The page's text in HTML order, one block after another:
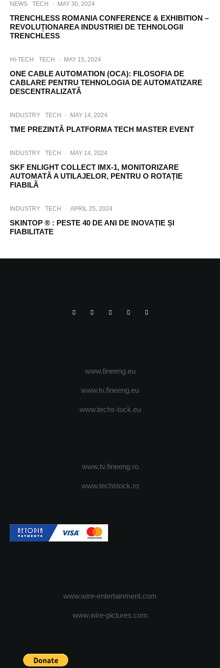
NEWS TECH · MAY 30, 2024
TRENCHLESS ROMANIA CONFERENCE & EXHIBITION –
REVOLUȚIONAREA INDUSTRIEI DE TEHNOLOGII
TRENCHLESS
HI-TECH TECH · MAY 15, 2024
ONE CABLE AUTOMATION (OCA): FILOSOFIA DE
CABLARE PENTRU TEHNOLOGIA DE AUTOMATIZARE
DESCENTRALIZATĂ
INDUSTRY TECH · MAY 14, 2024
TME PREZINTĂ PLATFORMA TECH MASTER EVENT
INDUSTRY TECH · MAY 14, 2024
SKF ENLIGHT COLLECT IMX-1, MONITORIZARE
AUTOMATĂ A UTILAJELOR, PENTRU O ROTAȚIE
FIABILĂ
INDUSTRY TECH · APRIL 25, 2024
SKINTOP ® : PESTE 40 DE ANI DE INOVAȚIE ȘI
FIABILITATE
www.fineeng.eu
www.tv.fineeng.eu
www.techs-tock.eu
www.tv.fineeng.ro
www.techstock.ro
www.wire-entertainment.com
www.wire-pictures.com